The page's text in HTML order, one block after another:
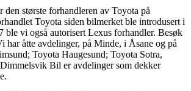
største forhandleren av Toyota på
Toyota siden bilmerket ble introdusert i
ble vi også autorisert Lexus forhandler. Besøk
har åtte avdelinger, på Minde, i Åsane og på
Toyota Haugesund; Toyota Sotra,
Bil er avdelinger som dekker